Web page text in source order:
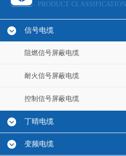
PRODUCT CLASSIFICATION
信号电缆
阻燃信号屏蔽电缆
耐火信号屏蔽电缆
控制信号屏蔽电缆
丁晴电缆
变频电缆